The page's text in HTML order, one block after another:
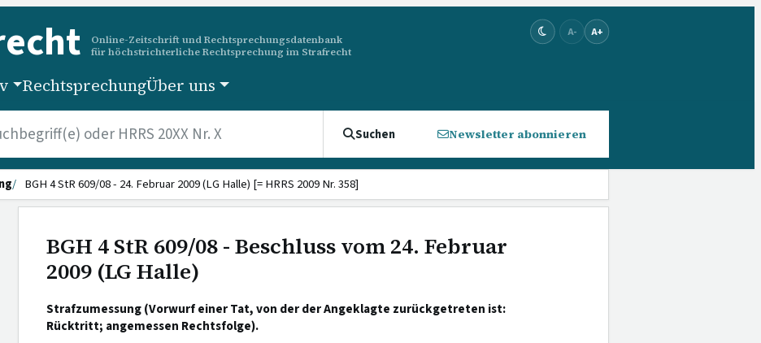
Online-Zeitschrift und Rechtsprechungsdatenbank
für höchstrichterliche Rechtsprechung im Strafrecht
A- A+
RechtsprechungÜber uns
Suchen Newsletter abonnieren
BGH 4 StR 609/08 - 24. Februar 2009 (LG Halle) [= HRRS 2009 Nr. 358]
BGH 4 StR 609/08 - Beschluss vom 24. Februar
2009 (LG Halle)
Strafzumessung (Vorwurf einer Tat, von der der Angeklagte zurückgetreten ist:
Rücktritt; angemessen Rechtsfolge).